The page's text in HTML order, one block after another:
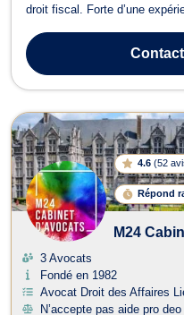
droit fiscal. Forte d’une
tant au niveau national
en mat...
4.6 (52
Répond
M24
3 Avocats
Fondé en 1982
Avocat Droit des Affaires
N’accepte pas aide pro